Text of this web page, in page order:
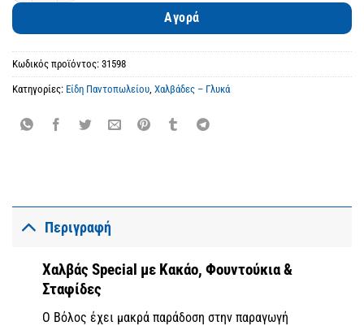
Αγορά
Κωδικός προϊόντος: 31598
Κατηγορίες: Είδη Παντοπωλείου, Χαλβάδες – Γλυκά
Περιγραφή
Χαλβάς Special με Κακάο, Φουντούκια &
Σταφίδες
Ο Βόλος έχει μακρά παράδοση στην παραγωγή